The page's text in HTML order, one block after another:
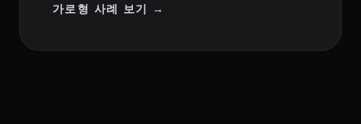
가로형 사례 보기 →